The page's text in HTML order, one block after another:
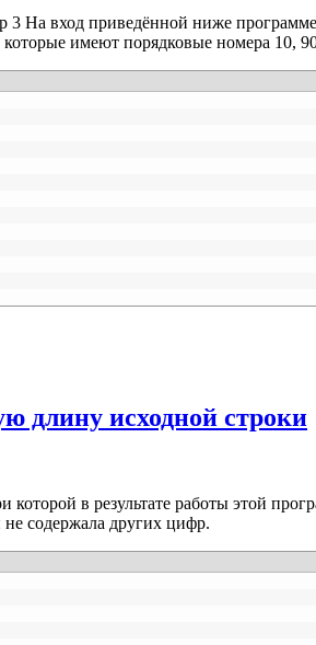
3 На вход приведённой ниже
имеют порядковые номера 10,
длину исходной строки
в результате работы этой
не содержала других цифр.